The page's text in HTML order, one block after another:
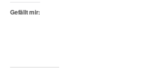
Gefällt mir: